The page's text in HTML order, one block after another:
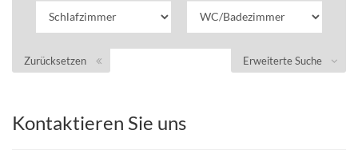
Erweiterte Suche
Zurücksetzen
Kontaktieren Sie uns